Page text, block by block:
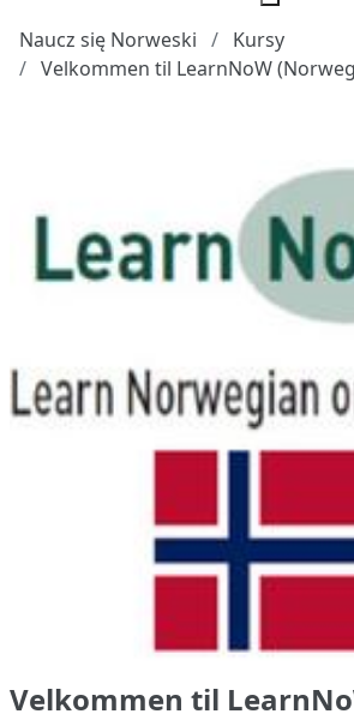
Naucz się Norweski
Kursy
Velkommen til LearnNoW
Velkommen til